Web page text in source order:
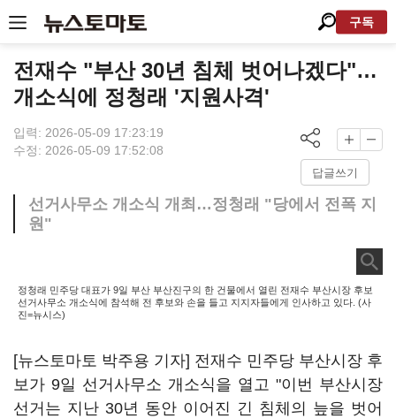
구독
전재수 "부산 30년 침체 벗어나겠다"…
개소식에 정청래 '지원사격'
입력: 2026-05-09 17:23:19
수정: 2026-05-09 17:52:08
답글쓰기
선거사무소 개소식 개최…정청래 "당에서 전폭 지
원"
정청래 민주당 대표가 9일 부산 부산진구의 한 건물에서 열린 전재수 부산시장 후보
선거사무소 개소식에 참석해 전 후보와 손을 들고 지지자들에게 인사하고 있다. (사
진=뉴시스)
[뉴스토마토 박주용 기자] 전재수 민주당 부산시장 후
보가 9일 선거사무소 개소식을 열고 "이번 부산시장
선거는 지난 30년 동안 이어진 긴 침체의 늪을 벗어